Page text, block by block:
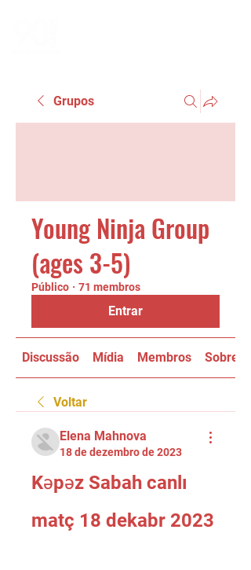
Grupos
Young Ninja Group
(ages 3-5)
Público · 71 membros
Entrar
Discussão Mídia Membros Sobre
Voltar
Elena Mahnova
18 de dezembro de 2023
Kəpəz Sabah canlı
matç 18 dekabr 2023